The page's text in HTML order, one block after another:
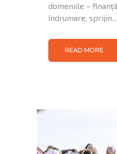
domeniile –
îndrumare, sprijin....
READ MORE